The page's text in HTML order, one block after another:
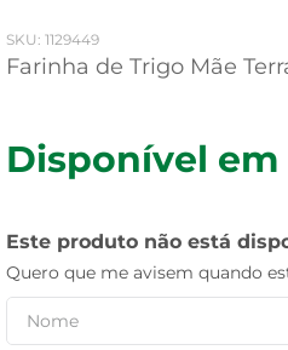
: 1129449
Farinha de Trigo Mãe
Disponível em
Este produto não está
Quero que me avisem quando